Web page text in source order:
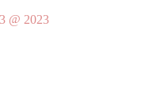
@ 2023